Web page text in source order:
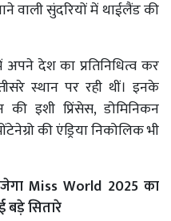
वाली सुंदरियों में थाईलैंड की
देश का प्रतिनिधित्व कर
स्थान पर रही थीं। इनके
इशी प्रिंसेस, डोमिनिकन
की एंड्रिया निकोलिक भी
Miss World 2025 का
बड़े सितारे